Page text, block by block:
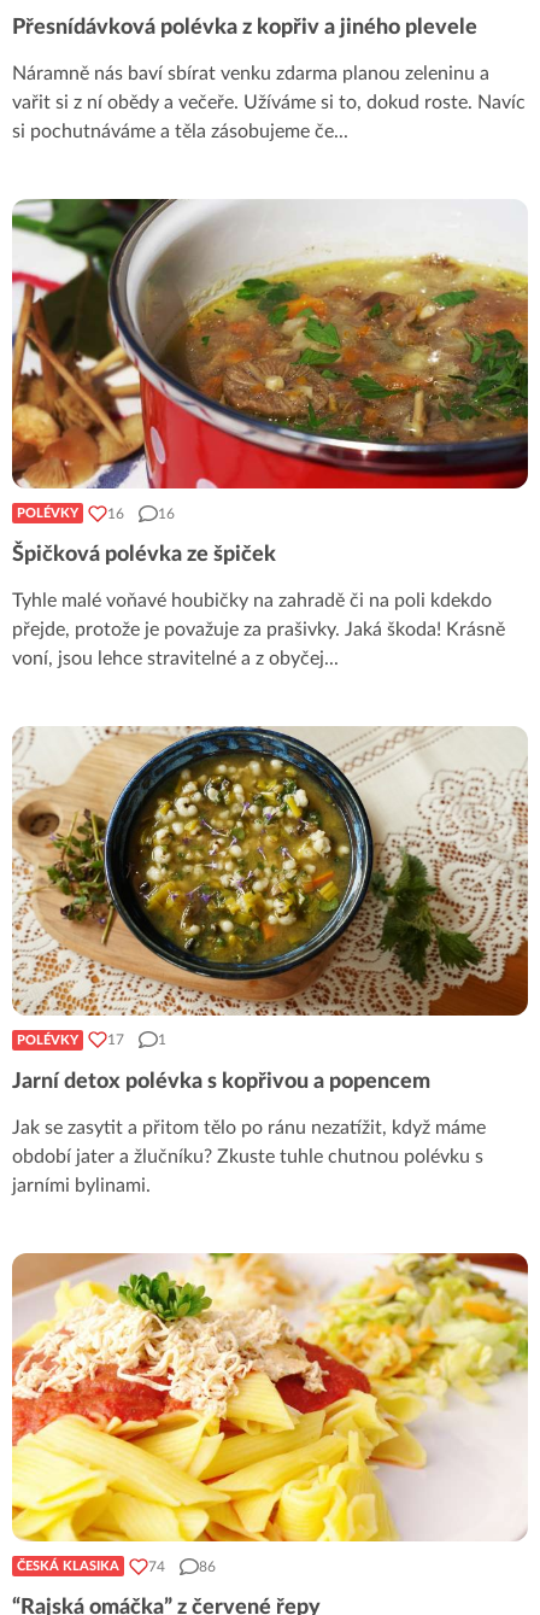
Přesnídávková polévka z kopřiv a jiného plevele
Náramně nás baví sbírat venku zdarma planou zeleninu a
vařit si z ní obědy a večeře. Užíváme si to, dokud roste. Navíc
si pochutnáváme a těla zásobujeme če...
POLÉVKY 16 16
Špičková polévka ze špiček
Tyhle malé voňavé houbičky na zahradě či na poli kdekdo
přejde, protože je považuje za prašivky. Jaká škoda! Krásně
voní, jsou lehce stravitelné a z obyčej...
POLÉVKY 17 1
Jarní detox polévka s kopřivou a popencem
Jak se zasytit a přitom tělo po ránu nezatížit, když máme
období jater a žlučníku? Zkuste tuhle chutnou polévku s
jarními bylinami.
ČESKÁ KLASIKA 74 86
“Rajská omáčka” z červené řepy